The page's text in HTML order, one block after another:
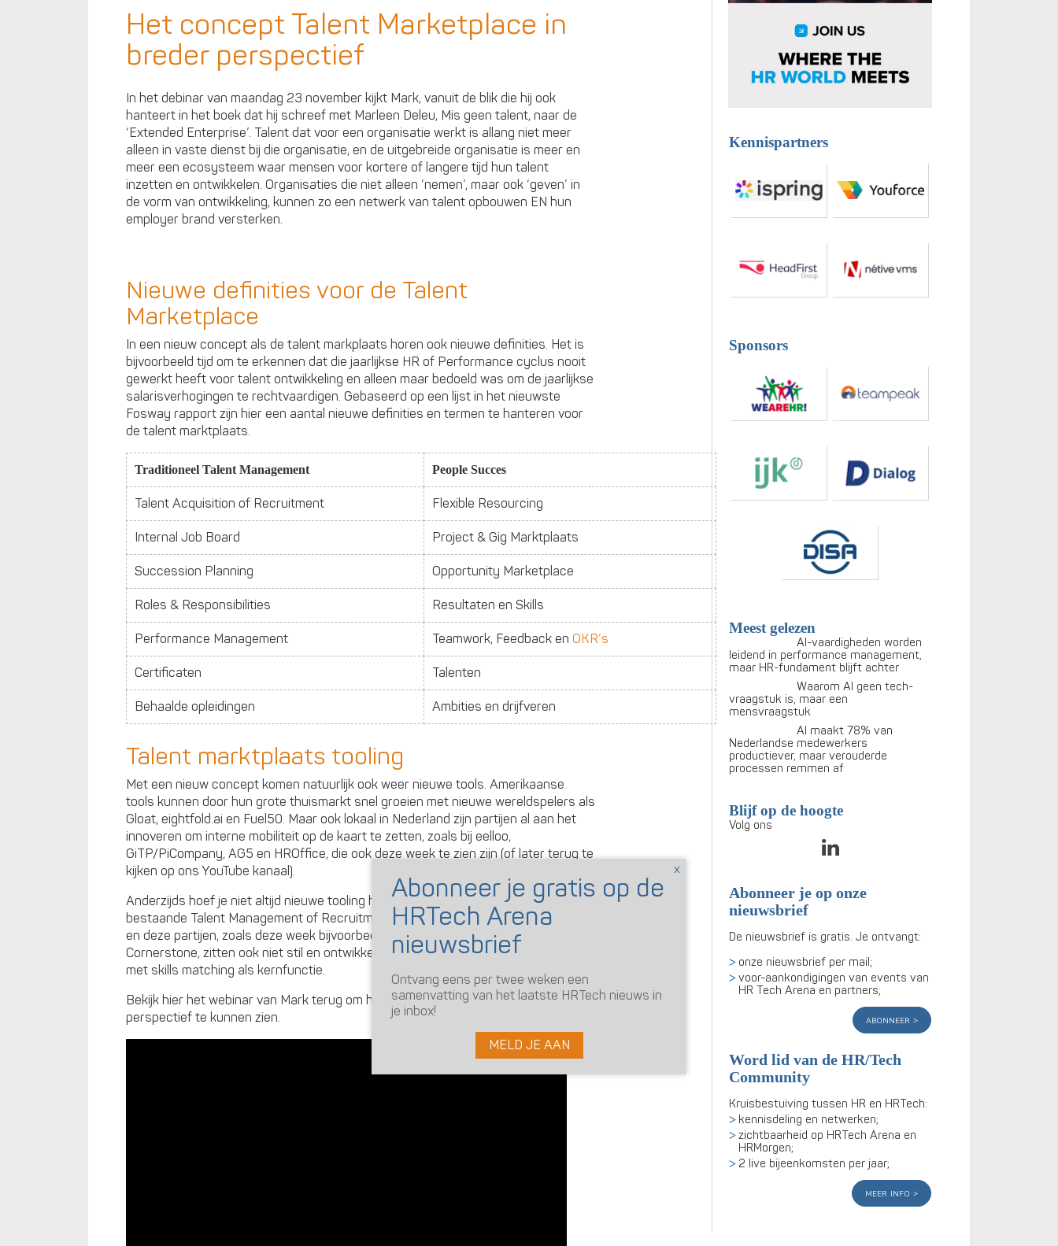
Het concept Talent Marketplace in
breder perspectief
In het debinar van maandag 23 november kijkt Mark, vanuit de blik die hij ook
hanteert in het boek dat hij schreef met Marleen Deleu, Mis geen talent, naar de
‘Extended Enterprise’. Talent dat voor een organisatie werkt is allang niet meer
alleen in vaste dienst bij die organisatie, en de uitgebreide organisatie is meer en
meer een ecosysteem waar mensen voor kortere of langere tijd hun talent
inzetten en ontwikkelen. Organisaties die niet alleen ‘nemen’, maar ook ‘geven’ in
de vorm van ontwikkeling, kunnen zo een netwerk van talent opbouwen EN hun
employer brand versterken.
Nieuwe definities voor de Talent
Marketplace
In een nieuw concept als de talent markplaats horen ook nieuwe definities. Het is
bijvoorbeeld tijd om te erkennen dat die jaarlijkse HR of Performance cyclus nooit
gewerkt heeft voor talent ontwikkeling en alleen maar bedoeld was om de jaarlijkse
salarisverhogingen te rechtvaardigen. Gebaseerd op een lijst in het nieuwste
Fosway rapport zijn hier een aantal nieuwe definities en termen te hanteren voor
de talent marktplaats.
Traditioneel Talent Management People Succes
Talent Acquisition of Recruitment Flexible Resourcing
Internal Job Board Project & Gig Marktplaats
Succession Planning Opportunity Marketplace
Roles & Responsibilities Resultaten en Skills
Performance Management Teamwork, Feedback en OKR’s
Certificaten Talenten
Behaalde opleidingen Ambities en drijfveren
Talent marktplaats tooling
Met een nieuw concept komen natuurlijk ook weer nieuwe tools. Amerikaanse
tools kunnen door hun grote thuismarkt snel groeien met nieuwe wereldspelers als
Gloat, eightfold.ai en Fuel50. Maar ook lokaal in Nederland zijn partijen al aan het
innoveren om interne mobiliteit op de kaart te zetten, zoals bij eelloo,
GiTP/PiCompany, AG5 en HROffice, die ook deze week te zien zijn (of later terug te
kijken op ons YouTube kanaal).
Anderzijds hoef je niet altijd nieuwe tooling hiervoor te gebruiken. Vaak kun je met
bestaande Talent Management of Recruitment oplossingen ook al stappen zetten
en deze partijen, zoals deze week bijvoorbeeld te zien bij Talentsoft en
Cornerstone, zitten ook niet stil en ontwikkelen razendsnel talent marktplaatsen
met skills matching als kernfunctie.
Bekijk hier het webinar van Mark terug om het concept talent marktplaats in
perspectief te kunnen zien.
Kennispartners
Sponsors
Meest gelezen
AI-vaardigheden worden
leidend in performance management,
maar HR-fundament blijft achter
Waarom AI geen tech-
vraagstuk is, maar een
mensvraagstuk
AI maakt 78% van
Nederlandse medewerkers
productiever, maar verouderde
processen remmen af
Blijf op de hoogte
Volg ons
Abonneer je op onze
nieuwsbrief
De nieuwsbrief is gratis. Je ontvangt:
onze nieuwsbrief per mail;
voor-aankondigingen van events van
HR Tech Arena en partners;
abonneer
Word lid van de HR/Tech
Community
Kruisbestuiving tussen HR en HRTech:
kennisdeling en netwerken;
zichtbaarheid op HRTech Arena en
HRMorgen;
2 live bijeenkomsten per jaar;
meer info
Ontvang eens per twee weken een
samenvatting van het laatste HRTech nieuws in
je inbox!
MELD JE AAN